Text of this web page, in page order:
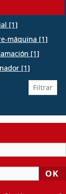
[1]
máquina [1]
[1]
[1]